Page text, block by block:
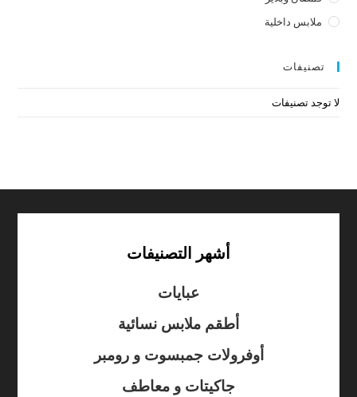
ملابس داخلية
تصنيفات
لا توجد تصنيفات
أشهر التصنيفات
عبايات
أطقم ملابس نسائية
أوفرولات جمبسوت و رومبر
جاكيتات و معاطف